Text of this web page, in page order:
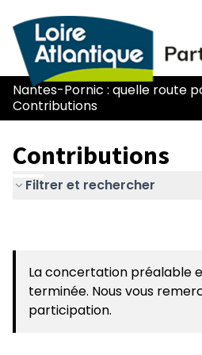
Nantes-Pornic : quelle route
Contributions
Contributions
Filtrer et rechercher
La concertation préalable
terminée. Nous vous
participation.